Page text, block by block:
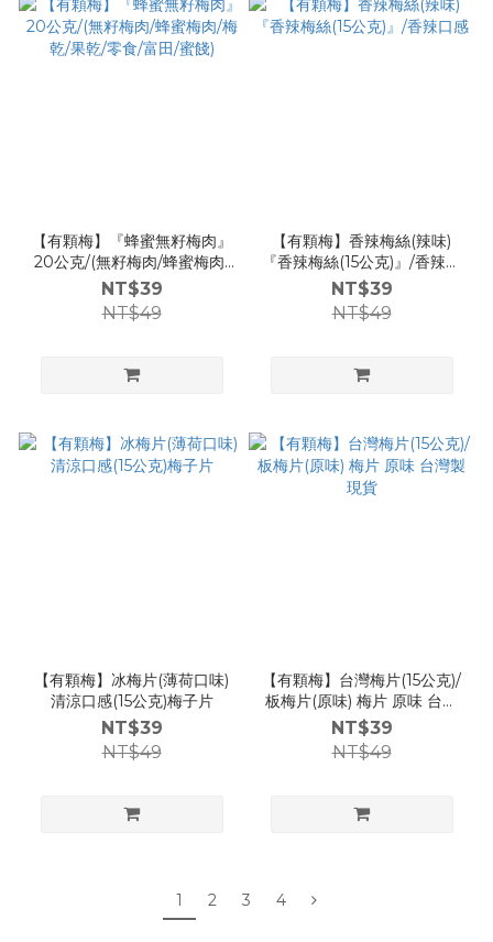
【有顆梅】『蜂蜜無籽梅肉』
20公克/(無籽梅肉/蜂蜜梅肉/
梅乾/果乾/零食/富田/蜜餞)
NT$39
NT$49
【有顆梅】香辣梅絲(辣味)
『香辣梅絲(15公克)』/香辣口
感
NT$39
NT$49
【有顆梅】冰梅片(薄荷口味)
清涼口感(15公克)梅子片
NT$39
NT$49
【有顆梅】台灣梅片(15公克)/
板梅片(原味) 梅片 原味 台灣
製 現貨
NT$39
NT$49
1 2 3 4